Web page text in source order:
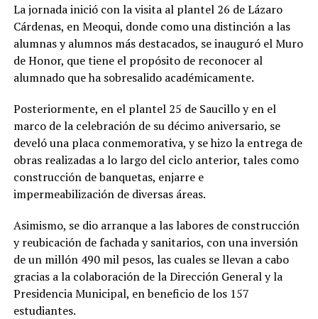
La jornada inició con la visita al plantel 26 de Lázaro
Cárdenas, en Meoqui, donde como una distinción a las
alumnas y alumnos más destacados, se inauguró el Muro
de Honor, que tiene el propósito de reconocer al
alumnado que ha sobresalido académicamente.
Posteriormente, en el plantel 25 de Saucillo y en el
marco de la celebración de su décimo aniversario, se
develó una placa conmemorativa, y se hizo la entrega de
obras realizadas a lo largo del ciclo anterior, tales como
construcción de banquetas, enjarre e
impermeabilización de diversas áreas.
Asimismo, se dio arranque a las labores de construcción
y reubicación de fachada y sanitarios, con una inversión
de un millón 490 mil pesos, las cuales se llevan a cabo
gracias a la colaboración de la Dirección General y la
Presidencia Municipal, en beneficio de los 157
estudiantes.